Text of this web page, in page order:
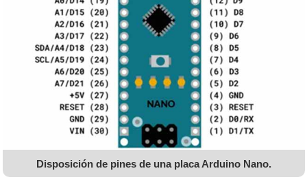
Disposición de pines de una placa Arduino Nano.